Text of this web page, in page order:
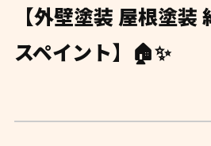
【外壁塗装 屋根塗装
スペイント】🏠✨